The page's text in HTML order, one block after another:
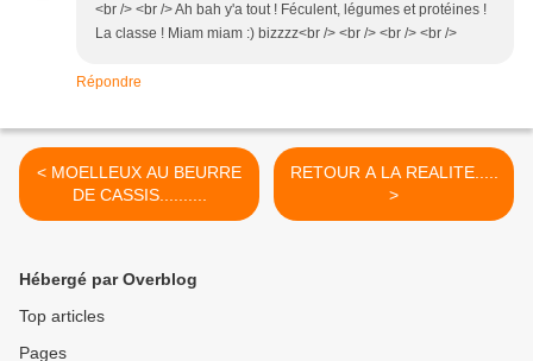
<br /> <br /> Ah bah y'a tout ! Féculent, légumes et protéines !
La classe ! Miam miam :) bizzzz<br /> <br /> <br /> <br />
Répondre
< MOELLEUX AU BEURRE
DE CASSIS..........
RETOUR A LA REALITE.....
>
Hébergé par Overblog
Top articles
Pages